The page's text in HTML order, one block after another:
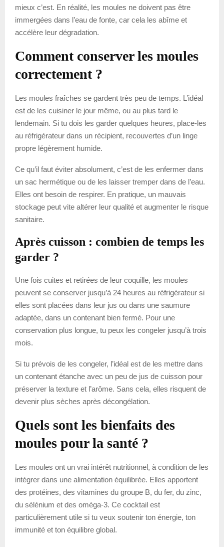
mieux c’est. En réalité, les moules ne doivent pas être
immergées dans l’eau de fonte, car cela les abîme et
accélère leur dégradation.
Comment conserver les moules
correctement ?
Les moules fraîches se gardent très peu de temps. L’idéal
est de les cuisiner le jour même, ou au plus tard le
lendemain. Si tu dois les garder quelques heures, place-les
au réfrigérateur dans un récipient, recouvertes d’un linge
propre légèrement humide.
Ce qu’il faut éviter absolument, c’est de les enfermer dans
un sac hermétique ou de les laisser tremper dans de l’eau.
Elles ont besoin de respirer. En pratique, un mauvais
stockage peut vite altérer leur qualité et augmenter le risque
sanitaire.
Après cuisson : combien de temps les
garder ?
Une fois cuites et retirées de leur coquille, les moules
peuvent se conserver jusqu’à 24 heures au réfrigérateur si
elles sont placées dans leur jus ou dans une saumure
adaptée, dans un contenant bien fermé. Pour une
conservation plus longue, tu peux les congeler jusqu’à trois
mois.
Si tu prévois de les congeler, l’idéal est de les mettre dans
un contenant étanche avec un peu de jus de cuisson pour
préserver la texture et l’arôme. Sans cela, elles risquent de
devenir plus sèches après décongélation.
Quels sont les bienfaits des
moules pour la santé ?
Les moules ont un vrai intérêt nutritionnel, à condition de les
intégrer dans une alimentation équilibrée. Elles apportent
des protéines, des vitamines du groupe B, du fer, du zinc,
du sélénium et des oméga-3. Ce cocktail est
particulièrement utile si tu veux soutenir ton énergie, ton
immunité et ton équilibre global.